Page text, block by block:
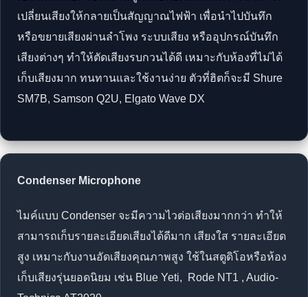
เปลี่ยนเสียงให้กลายเป็นสัญญาณไฟฟ้า เพื่อนำไปบันทึก
หรือขยายเสียงผ่านลำโพง ระบบเสียง หรืออุปกรณ์บันทึก
เสียงต่างๆ ทำให้ตัดเสียงรบกวนได้ดี เหมาะกับห้องที่ไม่ได้
เก็บเสียงมาก ทนทานและใช้งานง่าย ตัวที่ฮิตก็จะมี Shure
SM7B, Samson Q2U, Elgato Wave DX
Condenser Microphone
ไมค์แบบ Condenser จะมีความไวต่อเสียงมากกว่า ทำให้
สามารถเก็บรายละเอียดเสียงได้ดีมาก เสียงใส รายละเอียด
สูง เหมาะกับงานอัดเสียงคุณภาพสูง ใช้ในสตูดิโอหรือห้อง
เก็บเสียงรุ่นยอดนิยม เช่น Blue Yeti, Rode NT1 , Audio-